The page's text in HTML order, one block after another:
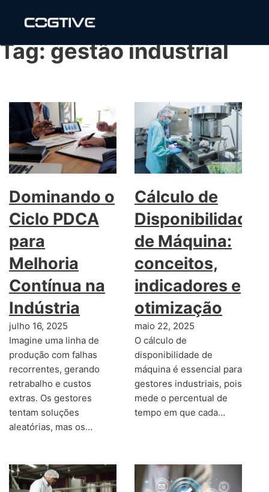
Tag:gestão industrial
Dominando o
Ciclo PDCA
para
Melhoria
Contínua na
Indústria
julho 16, 2025
Imagine uma linha de
produção com falhas
recorrentes, gerando
retrabalho e custos
extras. Os gestores
tentam soluções
aleatórias, mas os…
Cálculo de
Disponibilidade
de Máquina:
conceitos,
indicadores e
otimização
maio 22, 2025
O cálculo de
disponibilidade de
máquina é essencial para
gestores industriais, pois
mede o percentual de
tempo em que cada…